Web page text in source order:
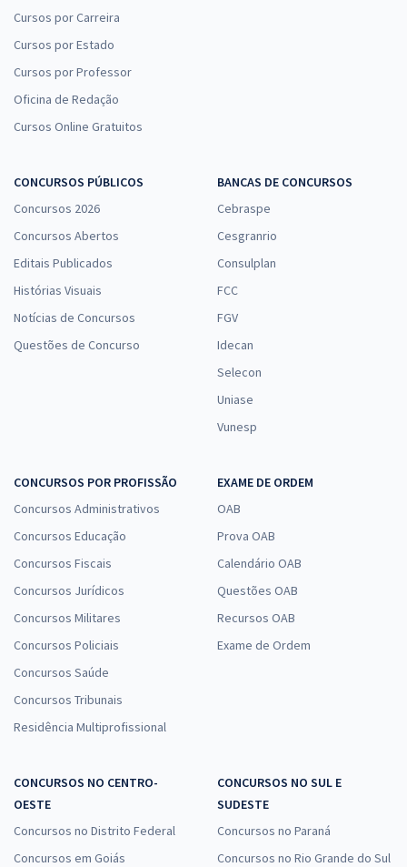
Cursos por Carreira
Cursos por Estado
Cursos por Professor
Oficina de Redação
Cursos Online Gratuitos
CONCURSOS PÚBLICOS
Concursos 2026
Concursos Abertos
Editais Publicados
Histórias Visuais
Notícias de Concursos
Questões de Concurso
BANCAS DE CONCURSOS
Cebraspe
Cesgranrio
Consulplan
FCC
FGV
Idecan
Selecon
Uniase
Vunesp
CONCURSOS POR PROFISSÃO
Concursos Administrativos
Concursos Educação
Concursos Fiscais
Concursos Jurídicos
Concursos Militares
Concursos Policiais
Concursos Saúde
Concursos Tribunais
Residência Multiprofissional
EXAME DE ORDEM
OAB
Prova OAB
Calendário OAB
Questões OAB
Recursos OAB
Exame de Ordem
CONCURSOS NO CENTRO-
OESTE
Concursos no Distrito Federal
Concursos em Goiás
CONCURSOS NO SUL E
SUDESTE
Concursos no Paraná
Concursos no Rio Grande do Sul